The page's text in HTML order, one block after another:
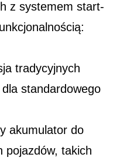
z systemem start-
tradycyjnych
standardowego
akumulator do
pojazdów, takich